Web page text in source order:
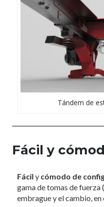
Tándem de
Fácil y
Fácil y cómodo de
gama de tomas de fuerza
embrague y el cambio,